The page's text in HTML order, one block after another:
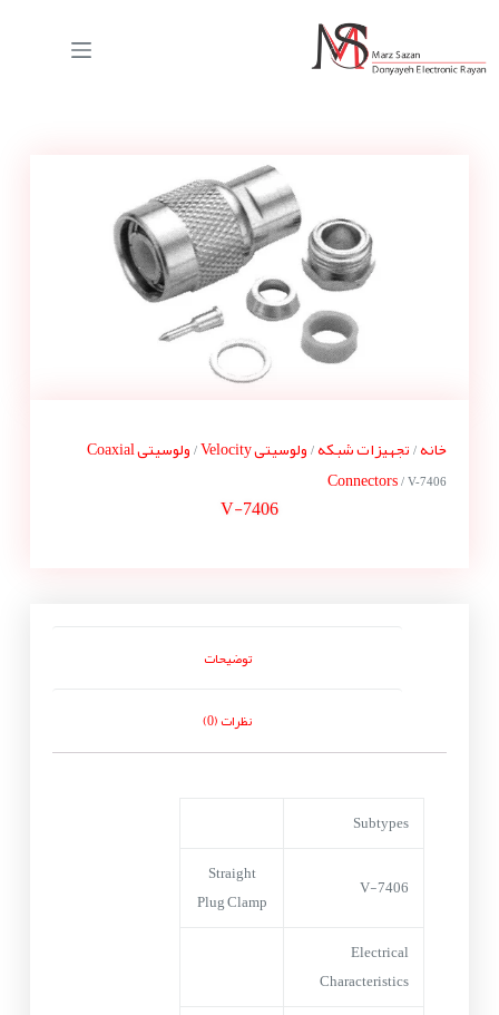
خانه/ تجهیزات شبکه/ ولوسیتی Velocity /
ولوسیتی Coaxial
Connectors / V-7406
V-7406
توضیحات
نظرات (0)
Subtypes
V-7406
Straight
Plug Clamp
Electrical
Characteristics